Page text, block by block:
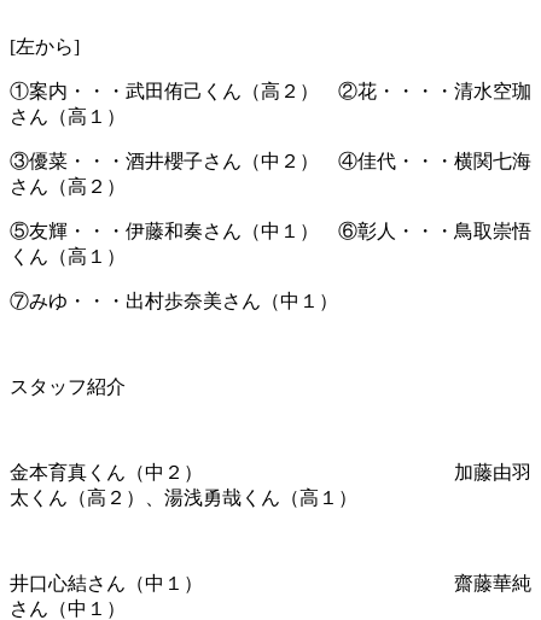
[左から]
①案内・・・武田侑己くん （高２） ②花・・・・清水空珈
さん（高１）
③優菜・・・酒井櫻子さん （中２） ④佳代・・・横関七海
さん （高２）
⑤友輝・・・伊藤和奏さん （中１） ⑥彰人・・・鳥取崇悟
くん （高１）
⑦みゆ・・・出村歩奈美さん （中１）
スタッフ紹介
金本育真くん （中２） 加藤由羽
太くん（高２）、湯浅勇哉くん（高１）
井口心結さん（中１） 齋藤華純
さん（中１）